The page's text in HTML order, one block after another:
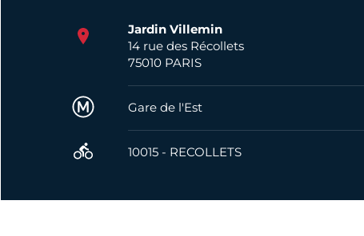
Jardin Villemin
14 rue des Récollets
75010 PARIS
Métro
Gare de l'Est
10015 - RECOLLETS